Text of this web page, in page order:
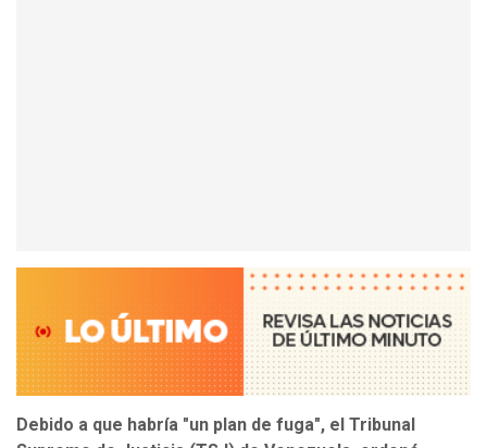
Debido a que habría "un plan de fuga", el Tribunal